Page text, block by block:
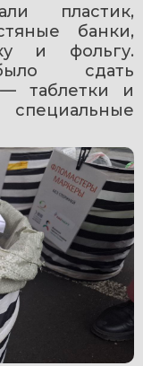
пластик,
банки,
и фольгу.
сдать
таблетки и